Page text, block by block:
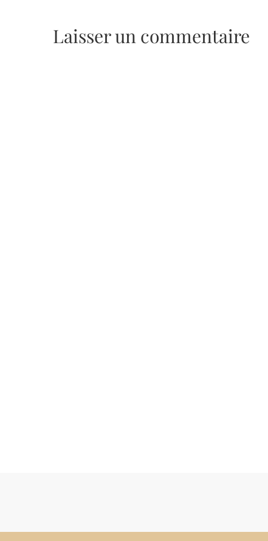
Laisser un commentaire